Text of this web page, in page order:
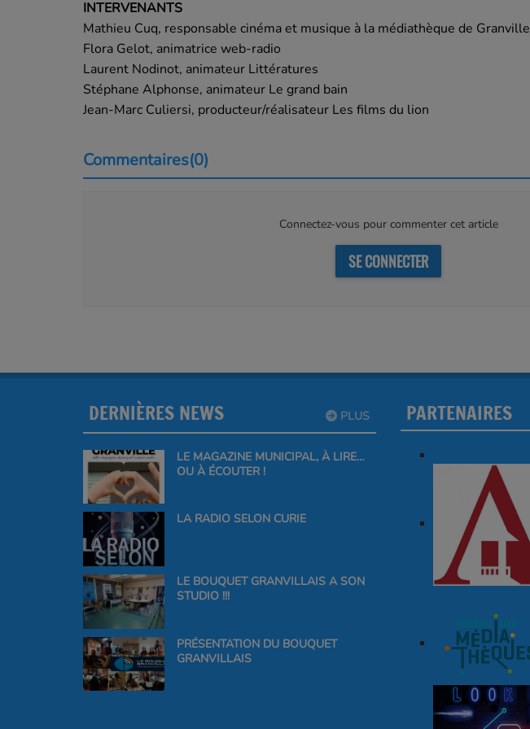
INTERVENANTS
Mathieu Cuq, responsable cinéma et musique à la médiathèque de Granville
Flora Gelot, animatrice web-radio
Laurent Nodinot, animateur Littératures
Stéphane Alphonse, animateur Le grand bain
Jean-Marc Culiersi, producteur/réalisateur Les films du lion
Commentaires(0)
Connectez-vous pour commenter cet article
SE CONNECTER
PLUS
DERNIÈRES NEWS
LE MAGAZINE MUNICIPAL, À LIRE…
OU À ÉCOUTER !
LA RADIO SELON CURIE
LE BOUQUET GRANVILLAIS A SON
STUDIO !!!
PRÉSENTATION DU BOUQUET
GRANVILLAIS
PARTENAIRES